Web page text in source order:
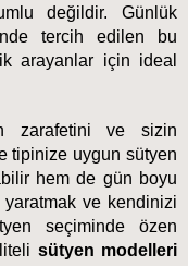
değildir. Günlük
tercih edilen bu
arayanlar için ideal
zarafetini ve sizin
tipinize uygun sütyen
hem de gün boyu
ve kendinizi
seçiminde özen